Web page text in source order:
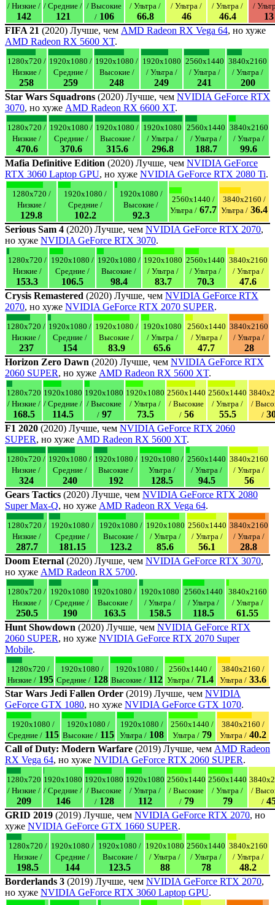
/ Низкие /
142
/ Средние /
121
/ Высокие
/ 106
/ Ультра /
66.8
/ Ультра /
46
/ Ультра /
46.4
/
13
FIFA 21 (2020) Лучше, чем AMD Radeon RX Vega 64, но хуже
AMD Radeon RX 5600 XT.
1280x720 /
Низкие /
258
1920x1080 /
Средние /
259
1920x1080 /
Высокие /
248
1920x1080
/ Ультра /
249
2560x1440
/ Ультра /
241
3840x2160
/ Ультра /
200
Star Wars Squadrons (2020) Лучше, чем NVIDIA GeForce RTX
3070, но хуже AMD Radeon RX 6600 XT.
1280x720 /
Низкие /
470.6
1920x1080 /
Средние /
370.6
1920x1080 /
Высокие /
315.6
1920x1080
/ Ультра /
296.8
2560x1440
/ Ультра /
188.7
3840x2160
/ Ультра /
99.6
Mafia Definitive Edition (2020) Лучше, чем NVIDIA GeForce
RTX 3060 Laptop GPU, но хуже NVIDIA GeForce RTX 2080 Ti.
1280x720 /
Низкие /
129.8
1920x1080 /
Средние /
102.2
1920x1080 /
Высокие /
92.3
2560x1440 /
Ультра / 67.7
3840x2160 /
Ультра / 36.4
Serious Sam 4 (2020) Лучше, чем NVIDIA GeForce RTX 2070,
но хуже NVIDIA GeForce RTX 3070.
1280x720 /
Низкие /
153.3
1920x1080 /
Средние /
106.5
1920x1080 /
Высокие /
98.4
1920x1080
/ Ультра /
83.7
2560x1440
/ Ультра /
70.3
3840x2160
/ Ультра /
47.6
Crysis Remastered (2020) Лучше, чем NVIDIA GeForce RTX
2070, но хуже NVIDIA GeForce RTX 2070 SUPER.
1280x720 /
Низкие /
237
1920x1080 /
Средние /
154
1920x1080 /
Высокие /
83.9
1920x1080
/ Ультра /
65.6
2560x1440
/ Ультра /
47.7
3840x2160
/ Ультра /
28
Horizon Zero Dawn (2020) Лучше, чем NVIDIA GeForce RTX
2060 SUPER, но хуже AMD Radeon RX 5600 XT.
1280x720
/ Низкие /
168.5
1920x1080
/ Средние /
114.5
1920x1080
/ Высокие
/ 97
1920x1080
/ Ультра /
73.5
2560x1440
/ Высокие
/ 56
2560x1440
/ Ультра /
55.5
/
/
F1 2020 (2020) Лучше, чем NVIDIA GeForce RTX 2060
SUPER, но хуже AMD Radeon RX 5600 XT.
1280x720 /
Низкие /
324
1920x1080 /
Средние /
240
1920x1080 /
Высокие /
192
1920x1080 /
Ультра /
128.5
2560x1440
/ Ультра /
94.5
3840x2160
/ Ультра /
56
Gears Tactics (2020) Лучше, чем NVIDIA GeForce RTX 2080
Super Max-Q, но хуже AMD Radeon RX Vega 64.
1280x720 /
Низкие /
287.7
1920x1080 /
Средние /
181.15
1920x1080 /
Высокие /
123.2
1920x1080
/ Ультра /
85.6
2560x1440
/ Ультра /
56.1
3840x2160
/ Ультра /
28.8
Doom Eternal (2020) Лучше, чем NVIDIA GeForce RTX 3070,
но хуже AMD Radeon RX 5700.
1280x720 /
Низкие /
250.5
1920x1080
/ Средние /
190
1920x1080 /
Высокие /
163.5
1920x1080
/ Ультра /
158.5
2560x1440
/ Ультра /
118.5
3840x2160
/ Ультра /
61.55
Hunt Showdown (2020) Лучше, чем NVIDIA GeForce RTX
2060 SUPER, но хуже NVIDIA GeForce RTX 2070 Super
Mobile.
1280x720 /
Низкие / 195
1920x1080 /
Средние / 128
1920x1080 /
Высокие / 112
2560x1440 /
Ультра / 71.4
3840x2160 /
Ультра / 33.6
Star Wars Jedi Fallen Order (2019) Лучше, чем NVIDIA
GeForce GTX 1080, но хуже NVIDIA GeForce GTX 1070.
1920x1080 /
Средние / 115
1920x1080 /
Высокие / 115
1920x1080 /
Ультра / 108
2560x1440 /
Ультра / 79
3840x2160 /
Ультра / 40.2
Call of Duty: Modern Warfare (2019) Лучше, чем AMD Radeon
RX Vega 64, но хуже NVIDIA GeForce RTX 2060 SUPER.
1280x720
/ Низкие /
209
1920x1080
/ Средние /
146
1920x1080
/ Высокие
/ 128
1920x1080
/ Ультра /
112
2560x1440
/ Высокие
/ 79
2560x1440
/ Ультра /
79
/
/
GRID 2019 (2019) Лучше, чем NVIDIA GeForce RTX 2070, но
хуже NVIDIA GeForce GTX 1660 SUPER.
1280x720 /
Низкие /
198.5
1920x1080 /
Средние /
144
1920x1080 /
Высокие /
123.5
1920x1080
/ Ультра /
88
2560x1440
/ Ультра /
78
3840x2160
/ Ультра /
48.2
Borderlands 3 (2019) Лучше, чем NVIDIA GeForce RTX 2070,
но хуже NVIDIA GeForce RTX 3060 Laptop GPU.